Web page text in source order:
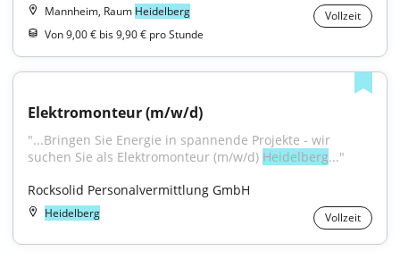
Mannheim, Raum Heidelberg
Vollzeit
Von 9,00 € bis 9,90 € pro Stunde
Elektromonteur (m/w/d)
"...Bringen Sie Energie in spannende Projekte - wir
suchen Sie als Elektromonteur (m/w/d) Heidelberg..."
Rocksolid Personalvermittlung GmbH
Heidelberg Vollzeit